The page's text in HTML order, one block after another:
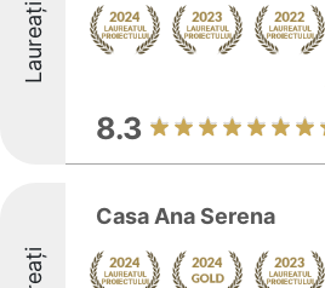
Laureați
8.3
Casa Ana Serena